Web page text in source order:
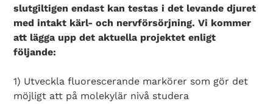
Search Diabetes Wellness Norge
slutgiltigen endast kan testas i det levande djuret
med intakt kärl- och nervförsörjning. Vi kommer
att lägga upp det aktuella projektet enligt
följande:
1) Utveckla fluorescerande markörer som gör det
möjligt att på molekylär nivå studera